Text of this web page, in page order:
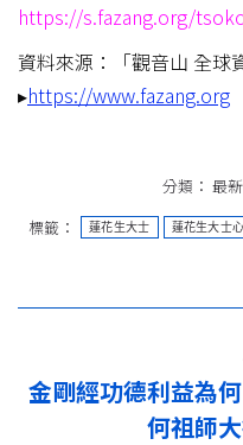
https://s.fazang.org/
資料來源：「觀音山 全球
▸https://www.fazang.org
分類： 最
標籤：
蓮花生大士 蓮花生大士
章
金剛經功德利益為
何祖師